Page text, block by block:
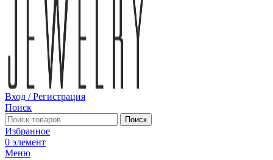
Вход / Регистрация
Поиск
Поиск
Избранное
0 элемент
Меню